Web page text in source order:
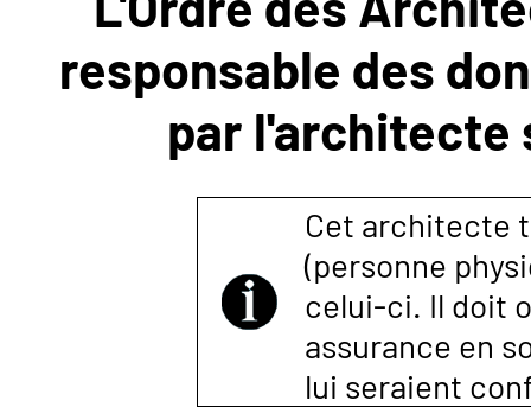
NOUS
CONTACTER
responsable des
par l'architecte
Cet architecte
(personne
celui-ci. Il doit
assurance en
lui seraient